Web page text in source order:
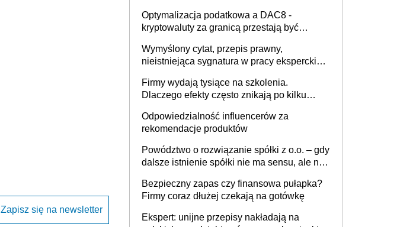
Zapisz się na newsletter
Optymalizacja podatkowa a DAC8 -
kryptowaluty za granicą przestają być
Wymyślony cytat, przepis prawny,
nieistniejąca sygnatura w pracy eksperckiej -
firmie
Firmy wydają tysiące na szkolenia.
Dlaczego efekty często znikają po kilku
Odpowiedzialność influencerów za
rekomendacje produktów
Powództwo o rozwiązanie spółki z o.o. – gdy
dalsze istnienie spółki nie ma sensu, ale nie
Bezpieczny zapas czy finansowa pułapka?
Firmy coraz dłużej czekają na gotówkę
Ekspert: unijne przepisy nakładają na